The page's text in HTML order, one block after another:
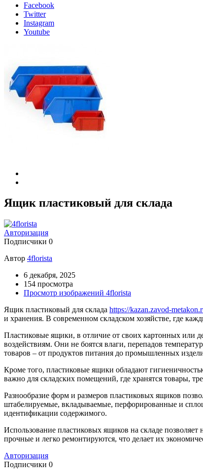
Facebook
Twitter
Instagram
Youtube
Ящик пластиковый для склада
Авторизация
Подписчики 0
Автор 4florista
6 декабря, 2025
154 просмотра
Просмотр изображений 4florista
Ящик пластиковый для склада https://kazan.zavod-
и хранения. В современном складском хозяйстве, где
Пластиковые ящики, в отличие от своих картонных или
воздействиям. Они не боятся влаги, перепадов
товаров – от продуктов питания до промышленных
Кроме того, пластиковые ящики обладают
важно для складских помещений, где хранятся товары,
Разнообразие форм и размеров пластиковых ящиков
штабелируемые, вкладываемые, перфорированные и
идентификации содержимого.
Использование пластиковых ящиков на складе
прочные и легко ремонтируются, что делает их
Авторизация
Подписчики 0